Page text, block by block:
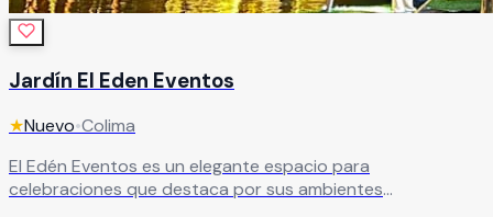
Jardín El Eden Eventos
★Nuevo•Colima
El Edén Eventos es un elegante espacio para
celebraciones que destaca por sus ambientes